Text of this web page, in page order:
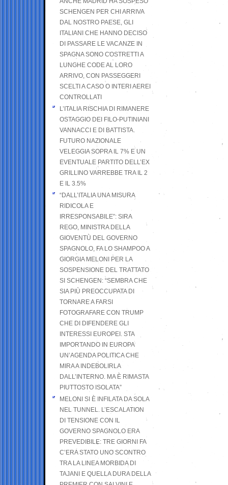
SCHENGEN PER CHI ARRIVA
DAL NOSTRO PAESE, GLI
ITALIANI CHE HANNO DECISO
DI PASSARE LE VACANZE IN
SPAGNA SONO COSTRETTI A
LUNGHE CODE AL LORO
ARRIVO, CON PASSEGGERI
SCELTI A CASO O INTERI AEREI
CONTROLLATI
L’ITALIA RISCHIA DI RIMANERE
OSTAGGIO DEI FILO-PUTINIANI
VANNACCI E DI BATTISTA.
FUTURO NAZIONALE
VELEGGIA SOPRA IL 7% E UN
EVENTUALE PARTITO DELL’EX
GRILLINO VARREBBE TRA IL 2
E IL 3.5%
“DALL’ITALIA UNA MISURA
RIDICOLA E
IRRESPONSABILE”: SIRA
REGO, MINISTRA DELLA
GIOVENTÙ DEL GOVERNO
SPAGNOLO, FA LO SHAMPOO A
GIORGIA MELONI PER LA
SOSPENSIONE DEL TRATTATO
SI SCHENGEN: “SEMBRA CHE
SIA PIÙ PREOCCUPATA DI
TORNARE A FARSI
FOTOGRAFARE CON TRUMP
CHE DI DIFENDERE GLI
INTERESSI EUROPEI. STA
IMPORTANDO IN EUROPA
UN’AGENDA POLITICA CHE
MIRA A INDEBOLIRLA
DALL’INTERNO. MA È RIMASTA
PIUTTOSTO ISOLATA”
MELONI SI È INFILATA DA SOLA
NEL TUNNEL. L’ESCALATION
DI TENSIONE CON IL
GOVERNO SPAGNOLO ERA
PREVEDIBILE: TRE GIORNI FA
C’ERA STATO UNO SCONTRO
TRA LA LINEA MORBIDA DI
TAJANI E QUELLA DURA DELLA